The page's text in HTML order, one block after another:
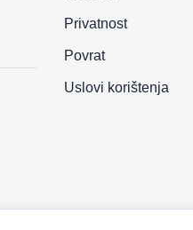
Privatnost
Povrat
Uslovi korištenja